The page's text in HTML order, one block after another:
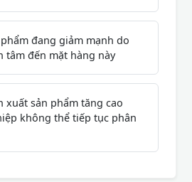
phẩm đang giảm mạnh do
tâm đến mặt hàng này
xuất sản phẩm tăng cao
không thể tiếp tục phân